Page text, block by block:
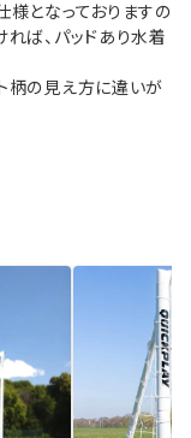
様となっておりますの
ば、パッドあり水着
柄の見え方に違いが